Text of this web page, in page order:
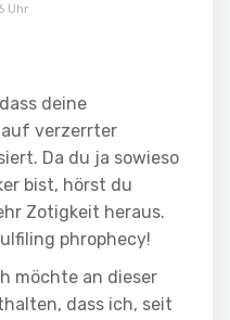
Uhr
deine
verzerrter
Da du ja sowieso
bist, hörst du
Zotigkeit heraus.
phrophecy!
möchte an dieser
dass ich, seit